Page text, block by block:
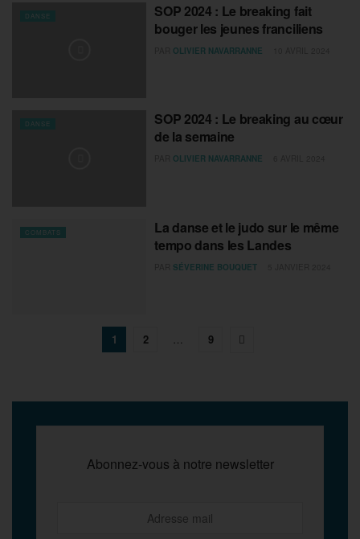
DANSE
SOP 2024 : Le breaking fait
bouger les jeunes franciliens
OLIVIER NAVARRANNE
DANSE
SOP 2024 : Le breaking au cœur
de la semaine
OLIVIER NAVARRANNE
COMBATS
La danse et le judo sur le même
tempo dans les Landes
SÉVERINE BOUQUET
1 2 … 9
Abonnez-vous à notre newsletter